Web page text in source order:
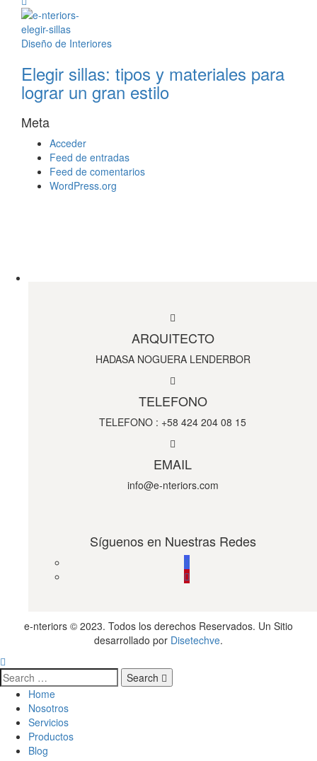
Diseño de Interiores
Elegir sillas: tipos y materiales para
lograr un gran estilo
Meta
Acceder
Feed de entradas
Feed de comentarios
WordPress.org
ARQUITECTO
HADASA NOGUERA LENDERBOR
TELEFONO
TELEFONO : +58 424 204 08 15
EMAIL
info@e-nteriors.com
Síguenos en Nuestras Redes
e-nteriors © 2023. Todos los derechos Reservados. Un Sitio
desarrollado por Disetechve.
Search
Home
Nosotros
Servicios
Productos
Blog